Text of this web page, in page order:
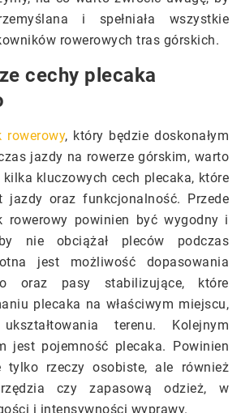
i spełniała wszystkie
rowerowych tras górskich.
cechy plecaka
rowerowy, który będzie doskonałym
jazdy na rowerze górskim, warto
kluczowych cech plecaka, które
jazdy oraz funkcjonalność. Przede
rowerowy powinien być wygodny i
nie obciążał pleców podczas
jest możliwość dopasowania
oraz pasy stabilizujące, które
plecaka na właściwym miejscu,
terenu. Kolejnym
jest pojemność plecaka. Powinien
tylko rzeczy osobiste, ale również
czy zapasową odzież, w
i intensywności wyprawy.